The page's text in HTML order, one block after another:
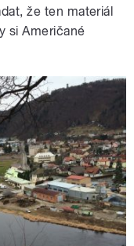
že ten materiál
si Američané